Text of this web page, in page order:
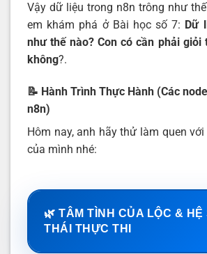
Vậy dữ liệu trong n8n trông như
em khám phá ở Bài học số 7: Dữ
như thế nào? Con có cần phải giỏi
không?.
📝 Hành Trình Thực Hành (Các
n8n)
Hôm nay, anh hãy thử làm quen với
của mình nhé:
🌿 TÂM TÌNH CỦA LỘC & HỆ
THÁI THỰC THI